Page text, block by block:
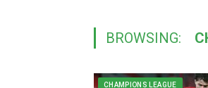
BROWSING:
CHAMPIONS LEAGUE